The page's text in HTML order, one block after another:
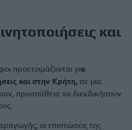
και
προετοιμάζονται για
και στην Κρήτη, σε μια
προσπάθεια να διεκδικήσουν
οι επιπτώσεις της